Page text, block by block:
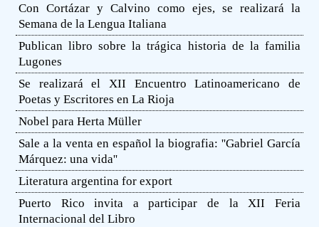
Con Cortázar y Calvino como ejes, se realizará la
Semana de la Lengua Italiana
Publican libro sobre la trágica historia de la familia
Lugones
Se realizará el XII Encuentro Latinoamericano de
Poetas y Escritores en La Rioja
Nobel para Herta Müller
Sale a la venta en español la biografia: ''Gabriel García
Márquez: una vida''
Literatura argentina for export
Puerto Rico invita a participar de la XII Feria
Internacional del Libro